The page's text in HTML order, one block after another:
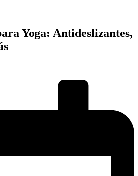
Yoga: Antideslizantes,